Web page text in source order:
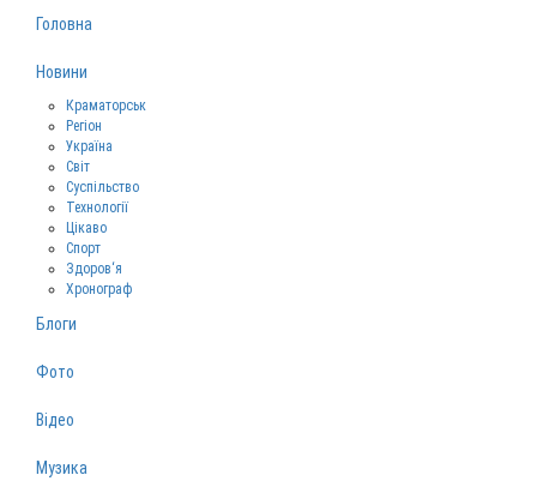
Головна
Новини
Краматорськ
Регіон
Україна
Світ
Суспільство
Технології
Цікаво
Спорт
Здоров‘я
Хронограф
Блоги
Фото
Відео
Музика